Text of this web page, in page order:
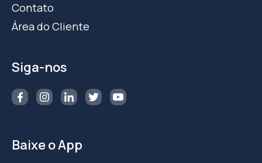
Contato
Área do Cliente
Siga-nos
Baixe o App